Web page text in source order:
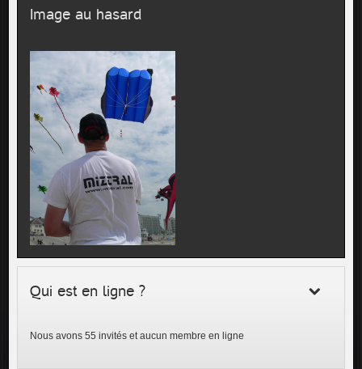
Image au hasard
Qui est en ligne ?
Nous avons 55 invités et aucun membre en ligne